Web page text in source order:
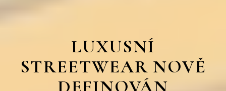
LUXUSNÍ
STREETWEAR NOVĚ